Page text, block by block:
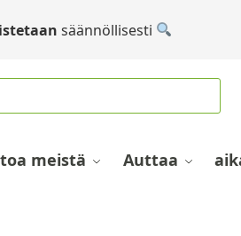
säännöllisesti
meistä Auttaa